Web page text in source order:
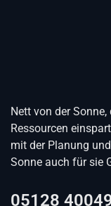
Nett von der
Ressourcen
mit der Planung
Sonne auch für sie
05128